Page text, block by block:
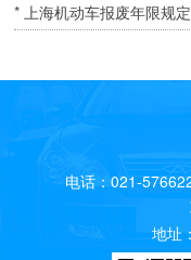
* 上海机动车报废年限规定
电话：021-
地址